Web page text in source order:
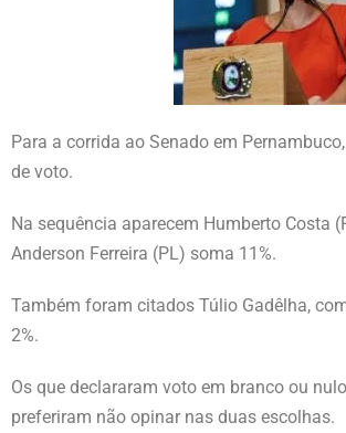
Para a corrida ao Senado em
de voto.
Na sequência aparecem Humberto Costa
Anderson Ferreira (PL) soma 11%.
Também foram citados Túlio Gadêlha,
2%.
Os que declararam voto em branco ou
preferiram não opinar nas duas escolhas.